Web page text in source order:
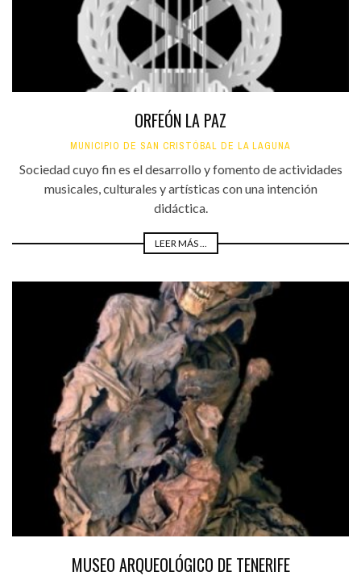
ORFEÓN LA PAZ
MUNICIPIO DE SAN CRISTÓBAL DE LA LAGUNA
Sociedad cuyo fin es el desarrollo y fomento de actividades
musicales, culturales y artísticas con una intención
didáctica.
LEER MÁS ...
MUSEO ARQUEOLÓGICO DE TENERIFE